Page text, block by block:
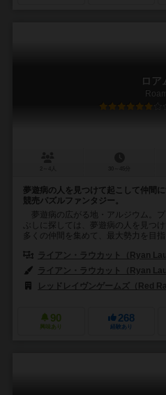
ロア
夢遊病の人を見つけて起こして仲間
競売パズルファンタジー。
夢遊病の広がる地・アルジウム。
ぶしに探しては、夢遊病の人を見つ
多くの仲間を集めて、最大勢力を目
ライアン・ラウカット（Ryan
ライアン・ラウカット（Ryan
レッドレイヴンゲームズ（Red
90
興味あり
268
経験あり